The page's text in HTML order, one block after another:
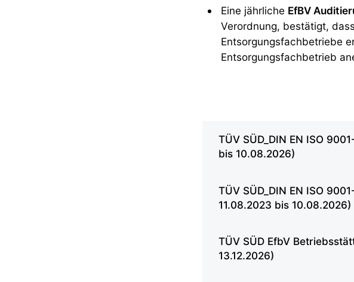
Eine jährliche EfBV
Verordnung, bestätigt,
Entsorgungsfachbetriebe
Entsorgungsfachbetrieb
TÜV SÜD_DIN EN ISO
bis 10.08.2026)
TÜV SÜD_DIN EN ISO
11.08.2023 bis 10.08.2026)
TÜV SÜD EfbV
13.12.2026)